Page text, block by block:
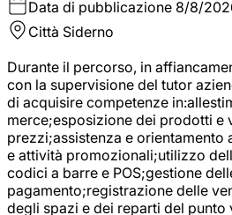
Data di pubblicazione 8/8/
Città Siderno
Durante il percorso, in
con la supervisione del tutor
di acquisire competenze
merce;esposizione dei prodotti e
prezzi;assistenza e orientamento
e attività promozionali;utilizzo
codici a barre e POS;gestione
pagamento;registrazione delle
degli spazi e dei reparti del